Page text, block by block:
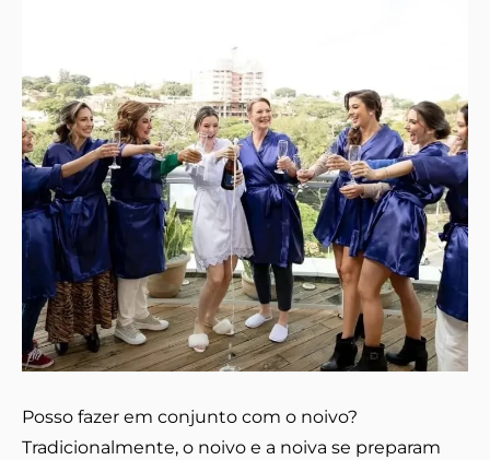
Posso fazer em conjunto com o noivo?
Tradicionalmente, o noivo e a noiva se preparam